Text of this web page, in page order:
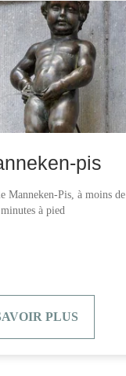
pis
Manneken-Pis, à moins de
à pied
PLUS